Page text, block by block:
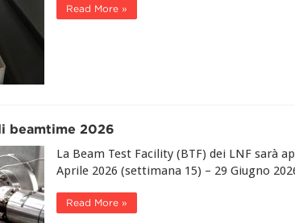
Read More »
beamtime 2026
La Beam Test Facility (BTF) dei LNF sarà
Aprile 2026 (settimana 15) – 29 Giugno
Read More »